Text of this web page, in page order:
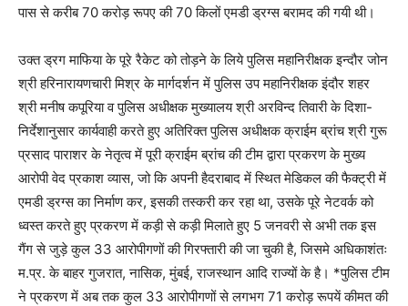
पास से करीब 70 करोड़ रूपए की 70 किलों एमडी ड्रग्स बरामद की गयी थी।
उक्त ड्रग माफिया के पूरे रैकेट को तोड़ने के लिये पुलिस महानिरीक्षक इन्दौर जोन
श्री हरिनारायणचारी मिश्र के मार्गदर्शन में पुलिस उप महानिरीक्षक इंदौर शहर
श्री मनीष कपूरिया व पुलिस अधीक्षक मुख्यालय श्री अरविन्द तिवारी के दिशा-
निर्देशानुसार कार्यवाही करते हुए अतिरिक्त पुलिस अधीक्षक क्राईम ब्रांच श्री गुरू
प्रसाद पाराशर के नेतृत्व में पूरी क्राईम ब्रांच की टीम द्वारा प्रकरण के मुख्य
आरोपी वेद प्रकाश व्यास, जो कि अपनी हैदराबाद में स्थित मेडिकल की फैक्ट्री में
एमडी ड्रग्स का निर्माण कर, इसकी तस्करी कर रहा था, उसके पूरे नेटवर्क को
ध्वस्त करते हुए प्रकरण में कड़ी से कड़ी मिलाते हुए 5 जनवरी से अभी तक इस
गैंग से जुड़े कुल 33 आरोपीगणों की गिरफ्तारी की जा चुकी है, जिसमे अधिकाशंतः
म.प्र. के बाहर गुजरात, नासिक, मुंबई, राजस्थान आदि राज्यों के है। *पुलिस टीम
ने प्रकरण में अब तक कुल 33 आरोपीगणों से लगभग 71 करोड़ रूपयें कीमत की